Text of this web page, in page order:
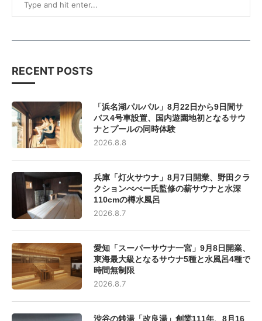
RECENT POSTS
「浜名湖パルパル」8月22日から9日間サ
バス4号車設置、国内遊園地初となるサウ
ナとプールの同時体験
2026.8.8
兵庫「灯火サウナ」8月7日開業、野田クラ
クションべべー氏監修の薪サウナと水深
110cmの樽水風呂
2026.8.7
愛知「スーパーサウナ一宮」9月8日開業、
東海最大級となるサウナ5種と水風呂4種で
時間無制限
2026.8.7
渋谷の銭湯「改良湯」創業111年、8月16